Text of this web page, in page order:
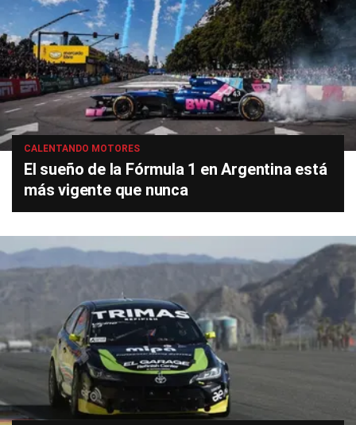
CALENTANDO MOTORES
El sueño de la Fórmula 1 en Argentina está
más vigente que nunca